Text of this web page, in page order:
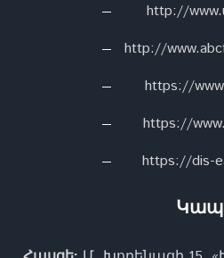
http://
http://
https://
https://
https://dis-
Կապ